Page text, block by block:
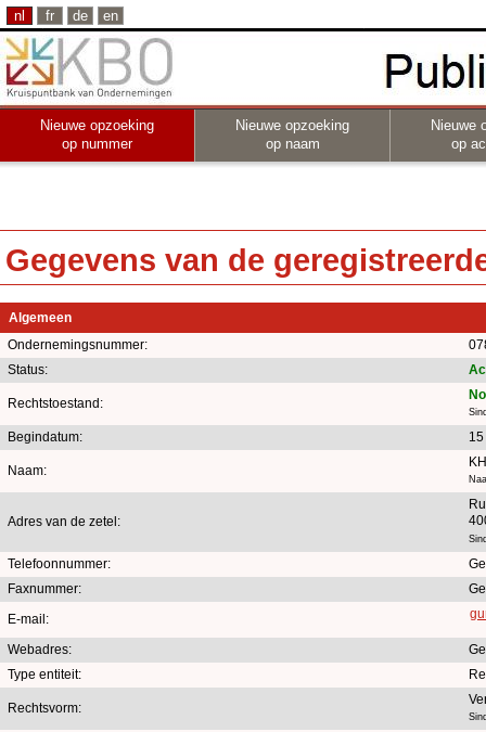
nl fr de en
Nieuwe opzoeking
op nummer
Nieuwe opzoeking
op naam
Nieuwe
op
Gegevens van de
Algemeen
Ondernemingsnummer:
Status:
Rechtstoestand:
Begindatum:
Naam:
Adres van de zetel:
Telefoonnummer:
Faxnummer:
E-mail:
Webadres:
Type entiteit:
Rechtsvorm: